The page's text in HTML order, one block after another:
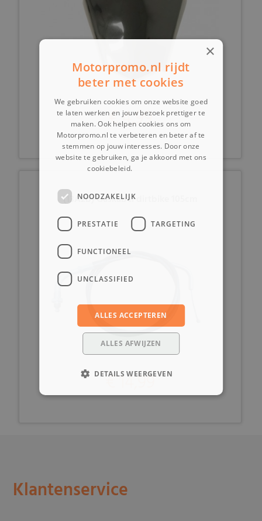
€ 4,99
(13A2b) Gaskabel dirtbike 105cm
€ 14,99
Klantenservice
×
Motorpromo.nl rijdt
beter met cookies
We gebruiken cookies om onze website goed
te laten werken en jouw bezoek prettiger te
maken. Ook helpen cookies ons om
Motorpromo.nl te verbeteren en beter af te
stemmen op jouw interesses. Door onze
website te gebruiken, ga je akkoord met ons
cookiebeleid.
NOODZAKELIJK
PRESTATIE TARGETING
FUNCTIONEEL
UNCLASSIFIED
ALLES ACCEPTEREN
ALLES AFWIJZEN
DETAILS WEERGEVEN